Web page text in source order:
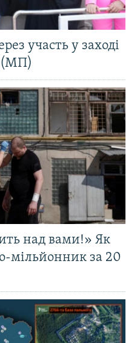
участь у заході
(МП)
над вами!» Як
мільйонник за 20